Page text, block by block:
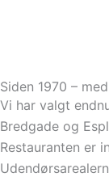
Siden 1970 –
Vi har valgt
Bredgade og
Restauranten er